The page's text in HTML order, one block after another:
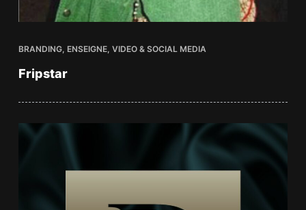
BRANDING, ENSEIGNE, VIDEO & SOCIAL MEDIA
Fripstar